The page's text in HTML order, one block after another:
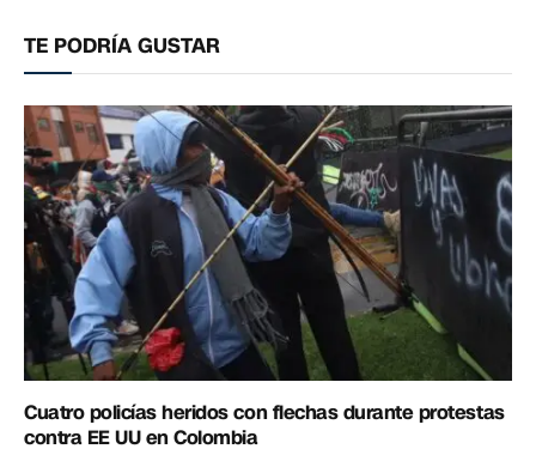
TE PODRÍA GUSTAR
Cuatro policías heridos con flechas durante protestas
contra EE UU en Colombia